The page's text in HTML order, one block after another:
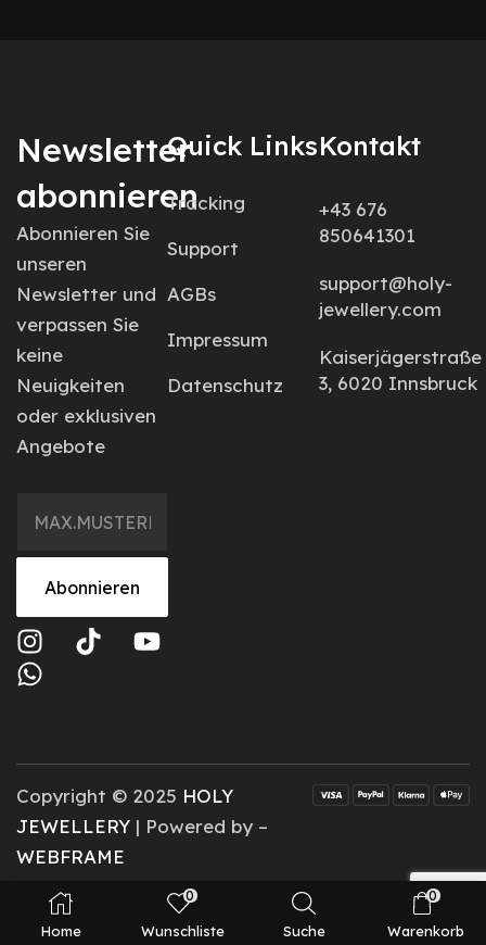
Home
0
Wunschliste Suche
0
Warenkorb
Newsletter
abonnieren
Abonnieren Sie
unseren
Newsletter und
verpassen Sie
keine
Neuigkeiten
oder exklusiven
Angebote
Abonnieren
Quick Links
Tracking
Support
AGBs
Impressum
Datenschutz
Kontakt
+43 676
850641301
support@holy-
jewellery.com
Kaiserjägerstraße
3, 6020 Innsbruck
Copyright © 2025 HOLY
JEWELLERY | Powered by –
WEBFRAME